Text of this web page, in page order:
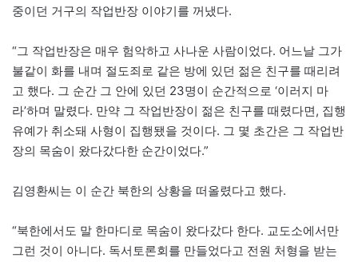
중이던 거구의 작업반장 이야기를 꺼냈다.
“그 작업반장은 매우 험악하고 사나운 사람이었다. 어느날 그가
불같이 화를 내며 절도죄로 같은 방에 있던 젊은 친구를 때리려
고 했다. 그 순간 그 안에 있던 23명이 순간적으로 ‘이러지 마
라’하며 말렸다. 만약 그 작업반장이 젊은 친구를 때렸다면, 집행
유예가 취소돼 사형이 집행됐을 것이다. 그 몇 초간은 그 작업반
장의 목숨이 왔다갔다한 순간이었다.”
김영환씨는 이 순간 북한의 상황을 떠올렸다고 했다.
“북한에서도 말 한마디로 목숨이 왔다갔다 한다. 교도소에서만
그런 것이 아니다. 독서토론회를 만들었다고 전원 처형을 받는